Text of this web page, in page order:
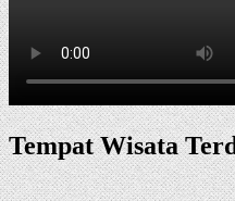
Tempat Wisata